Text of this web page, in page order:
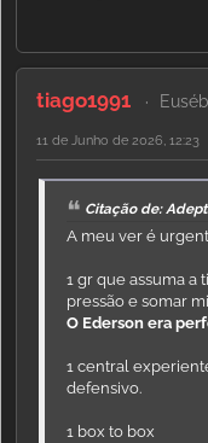
tiago1991
11 de Junho de 2026, 12:23
Citação de:
A meu ver é
1 gr que assuma a
pressão e somar
O Ederson era
1 central
defensivo.
1 box to box